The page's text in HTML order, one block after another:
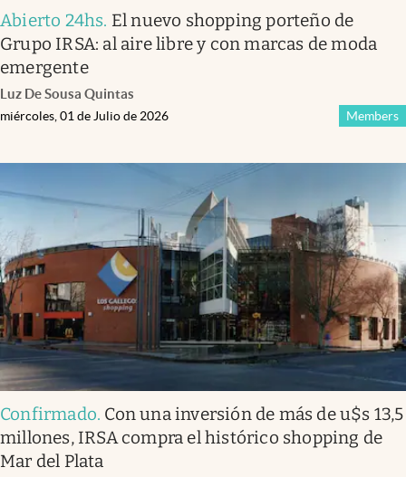
Abierto 24hs. El nuevo shopping porteño de
Grupo IRSA: al aire libre y con marcas de moda
emergente
Luz De Sousa Quintas
Members
miércoles, 01 de Julio de 2026
Confirmado. Con una inversión de más de u$s 13,5
millones, IRSA compra el histórico shopping de
Mar del Plata